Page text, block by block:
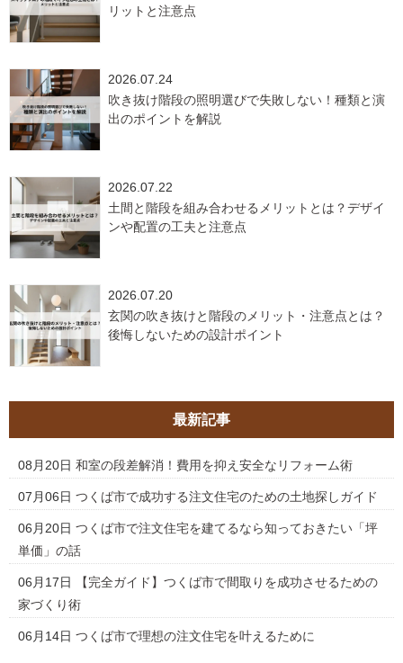
リットと注意点
2026.07.24
吹き抜け階段の照明選びで失敗しない！種類と演
出のポイントを解説
2026.07.22
土間と階段を組み合わせるメリットとは？デザイ
ンや配置の工夫と注意点
2026.07.20
玄関の吹き抜けと階段のメリット・注意点とは？
後悔しないための設計ポイント
最新記事
08月20日 和室の段差解消！費用を抑え安全なリフォーム術
07月06日 つくば市で成功する注文住宅のための土地探しガイド
06月20日 つくば市で注文住宅を建てるなら知っておきたい「坪
単価」の話
06月17日
【完全ガイド】つくば市で間取りを成功させるための
家づくり術
06月14日 つくば市で理想の注文住宅を叶えるために